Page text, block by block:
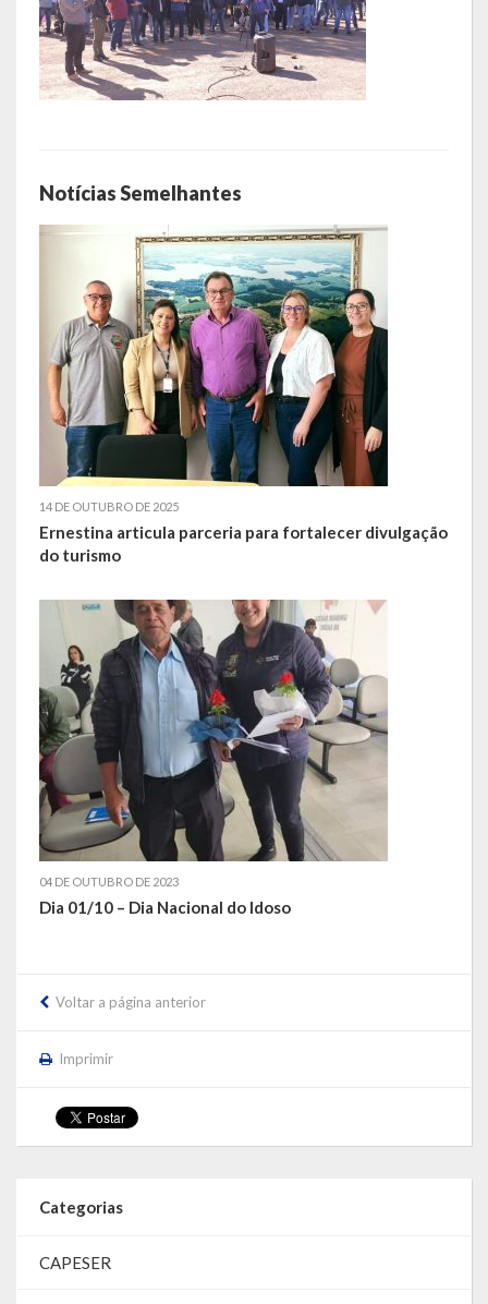
Administração
Assistência Social
Escola Municipal De Ensino Fundamental Educarte
Escola Municipal De Ensino Fundamental João Alfredo Sachser
Escola Municipal De Ensino Fundamental Osvaldo Cruz
Agricultura
Fazenda
Obras e Viação
Saúde
Serviços Urbanos
Legislação
ATOS NORMATIVOS
LEIS ORDINÁRIAS
LEIS COMPLEMENTARES
DECRETOS
Planos
Termos de Compromisso
LRF
Notícias Semelhantes
14 DE OUTUBRO DE 2025
Ernestina articula parceria para fortalecer divulgação
do turismo
04 DE OUTUBRO DE 2023
Dia 01/10 – Dia Nacional do Idoso
Voltar a página anterior
Imprimir
Categorias
CAPESER